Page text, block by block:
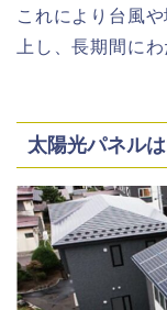
これにより台風
上し、長期間に
太陽光パネル